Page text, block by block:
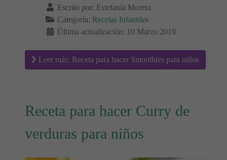
Escrito por: Estefanía Morera
Categoría: Recetas Infantiles
Última actualización: 10 Marzo 2019
Leer más: Receta para hacer Smoothies para niños
Receta para hacer Curry de
verduras para niños